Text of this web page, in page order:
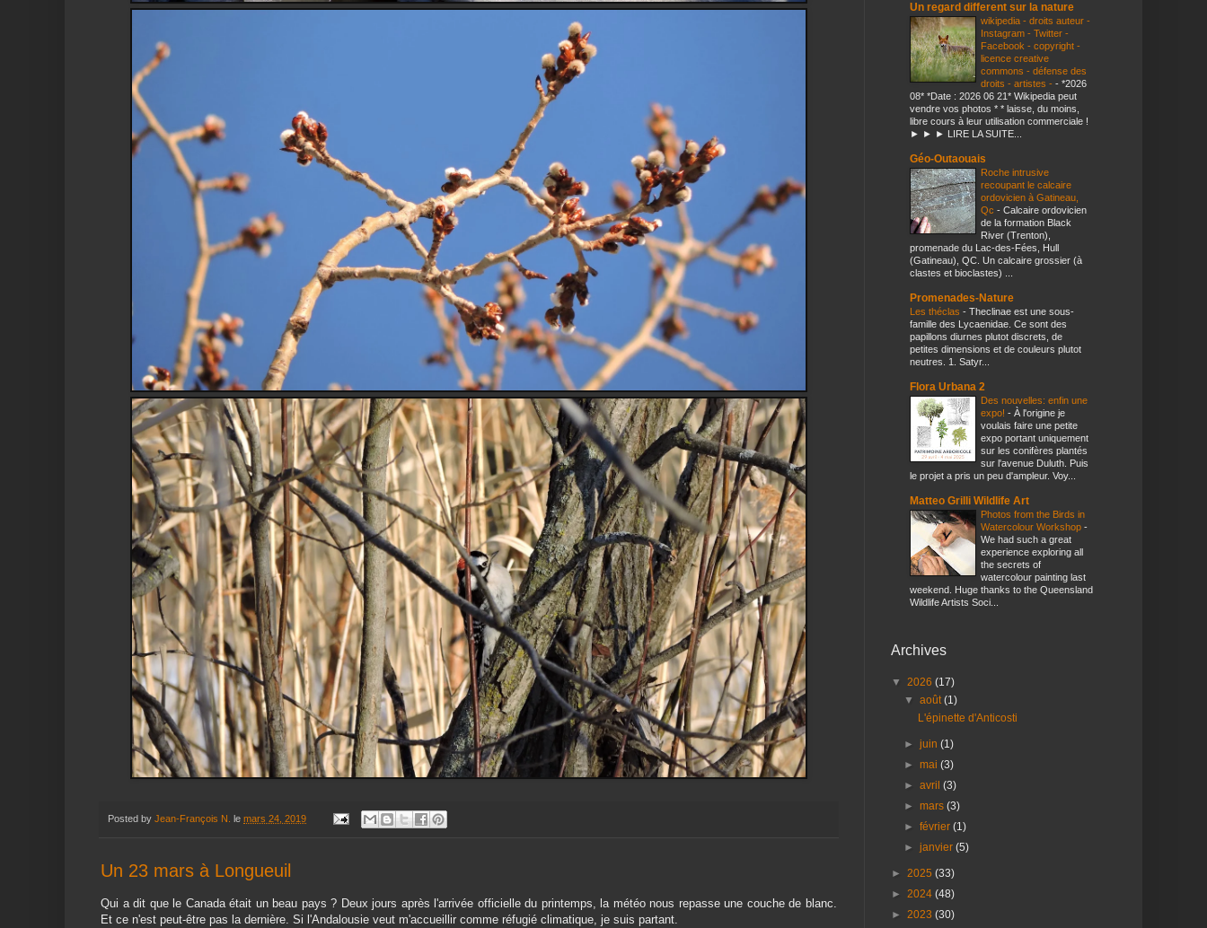
Posted by Jean-François N. le mars 24, 2019
Un 23 mars à Longueuil
Qui a dit que le Canada était un beau pays ? Deux jours après l'arrivée officielle du printemps, la météo nous repasse une couche de blanc.
Et ce n'est peut-être pas la dernière. Si l'Andalousie veut m'accueillir comme réfugié climatique, je suis partant.
Un regard different sur la nature
wikipedia - droits auteur -
Instagram - Twitter -
Facebook - copyright -
licence creative
commons - défense des
droits - artistes - - *2026
08* *Date : 2026 06 21* Wikipedia peut
vendre vos photos * * laisse, du moins,
libre cours à leur utilisation commerciale !
► ► ► LIRE LA SUITE...
Géo-Outaouais
Roche intrusive
recoupant le calcaire
ordovicien à Gatineau,
Qc - Calcaire ordovicien
de la formation Black
River (Trenton),
promenade du Lac-des-Fées, Hull
(Gatineau), QC. Un calcaire grossier (à
clastes et bioclastes) ...
Promenades-Nature
Les théclas - Theclinae est une sous-
famille des Lycaenidae. Ce sont des
papillons diurnes plutot discrets, de
petites dimensions et de couleurs plutot
neutres. 1. Satyr...
Flora Urbana 2
Des nouvelles: enfin une
expo! - À l'origine je
voulais faire une petite
expo portant uniquement
sur les conifères plantés
sur l'avenue Duluth. Puis
le projet a pris un peu d'ampleur. Voy...
Matteo Grilli Wildlife Art
Photos from the Birds in
Watercolour Workshop -
We had such a great
experience exploring all
the secrets of
watercolour painting last
weekend. Huge thanks to the Queensland
Wildlife Artists Soci...
Archives
▼ 2026 (17)
▼août(1)
L'épinette d'Anticosti
►juin(1)
►mai(3)
►avril(3)
►mars(3)
►février(1)
►janvier(5)
► 2025 (33)
► 2024 (48)
► 2023 (30)